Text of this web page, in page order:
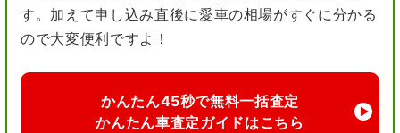
す。加えて申し込み直後に愛車の相場がすぐに分かる
ので大変便利ですよ！
かんたん45秒で無料一括査定
かんたん車査定ガイドはこちら